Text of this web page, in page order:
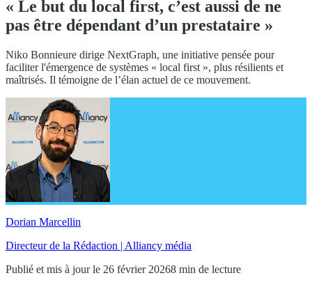
« Le but du local first, c’est aussi de ne
pas être dépendant d’un prestataire »
Niko Bonnieure dirige NextGraph, une initiative pensée pour
faciliter l'émergence de systèmes « local first », plus résilients et
maîtrisés. Il témoigne de l’élan actuel de ce mouvement.
Dorian Marcellin
Directeur de la Rédaction | Alliancy média
Publié et mis à jour le 26 février 20268 min de lecture